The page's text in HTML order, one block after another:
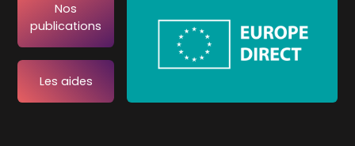
Nos
publications
Les aides